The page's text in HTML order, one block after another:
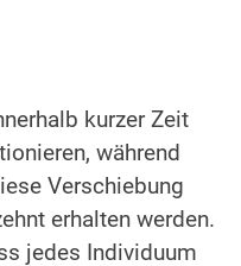
kurzer Zeit
während
Verschiebung
erhalten werden.
jedes Individuum